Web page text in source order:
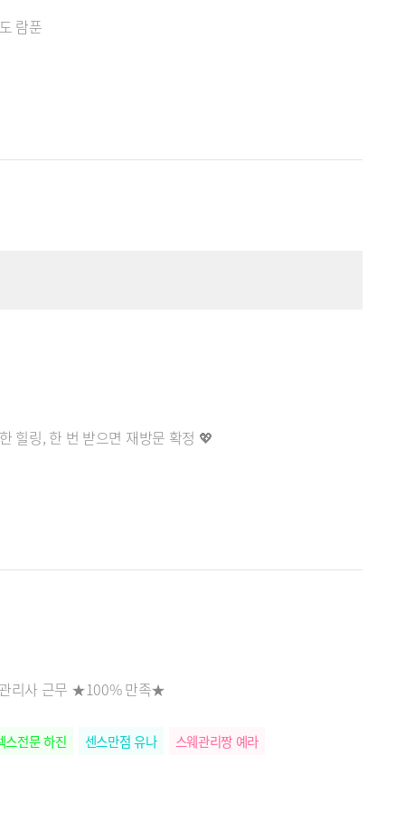
람푼
힐링, 한 번 받으면 재방문 확정 💖
리사 근무 ★100% 만족★
스전문 하진 센스만점 유나
스웨관리짱 예라